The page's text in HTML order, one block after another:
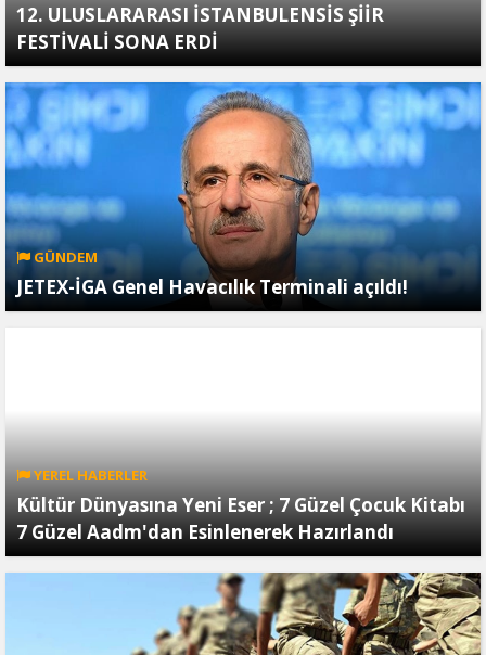
12. ULUSLARARASI İSTANBULENSİS ŞİİR
FESTİVALİ SONA ERDİ
GÜNDEM
JETEX-İGA Genel Havacılık Terminali açıldı!
YEREL HABERLER
Kültür Dünyasına Yeni Eser ; 7 Güzel Çocuk Kitabı
7 Güzel Aadm'dan Esinlenerek Hazırlandı